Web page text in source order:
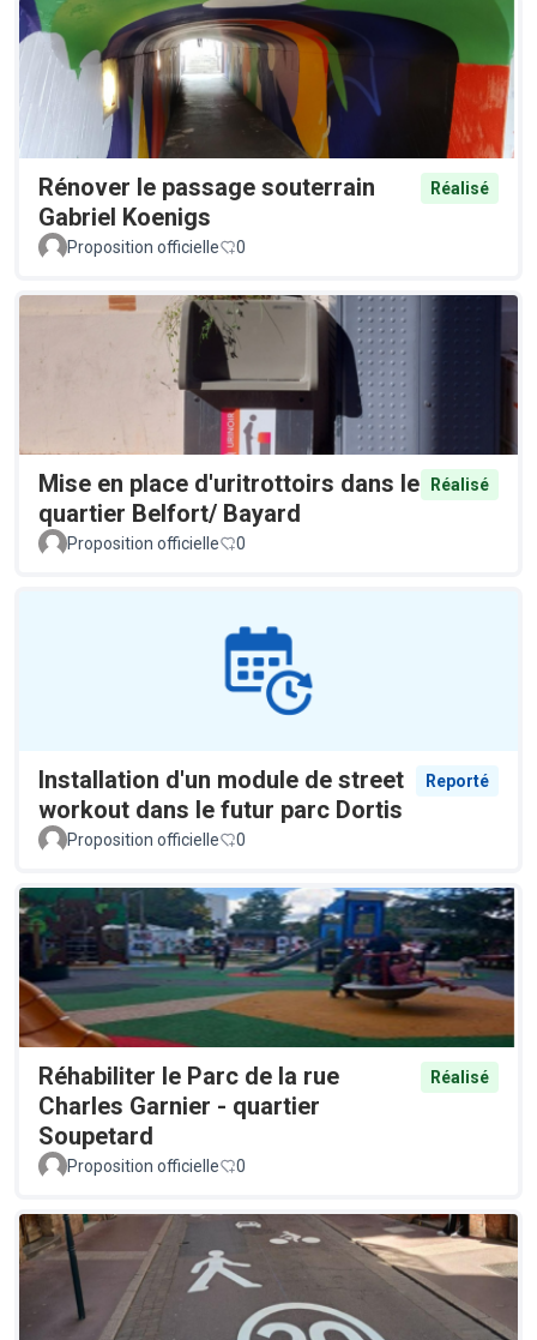
Rénover le passage souterrain
Gabriel Koenigs
Réalisé
Proposition officielle 0
Mise en place d'uritrottoirs dans le
quartier Belfort/ Bayard
Réalisé
Proposition officielle 0
Installation d'un module de street
workout dans le futur parc Dortis
Reporté
Proposition officielle 0
Réhabiliter le Parc de la rue
Charles Garnier - quartier
Soupetard
Réalisé
Proposition officielle 0